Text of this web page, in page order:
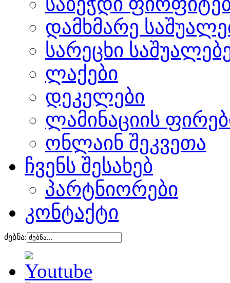
დამხმარე
სარეცხი
ლაქები
დეკელები
ლამინაციის
ონლაინ შეკვეთა
ჩვენს შესახებ
პარტნიორები
კონტაქტი
ძებნა: